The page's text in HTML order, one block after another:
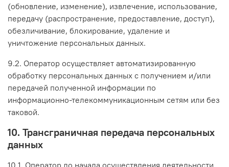
(обновление, изменение), извлечение, использование,
передачу (распространение, предоставление, доступ),
обезличивание, блокирование, удаление и
уничтожение персональных данных.
9.2. Оператор осуществляет автоматизированную
обработку персональных данных с получением и/или
передачей полученной информации по
информационно-телекоммуникационным сетям или без
таковой.
10. Трансграничная передача персональных
данных